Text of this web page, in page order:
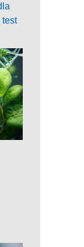
test